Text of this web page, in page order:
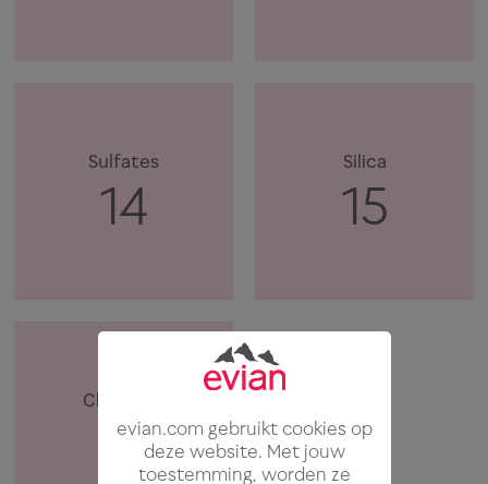
Sulfates
14
Silica
15
Chlorides
10
evian.com gebruikt cookies op
deze website. Met jouw
toestemming, worden ze